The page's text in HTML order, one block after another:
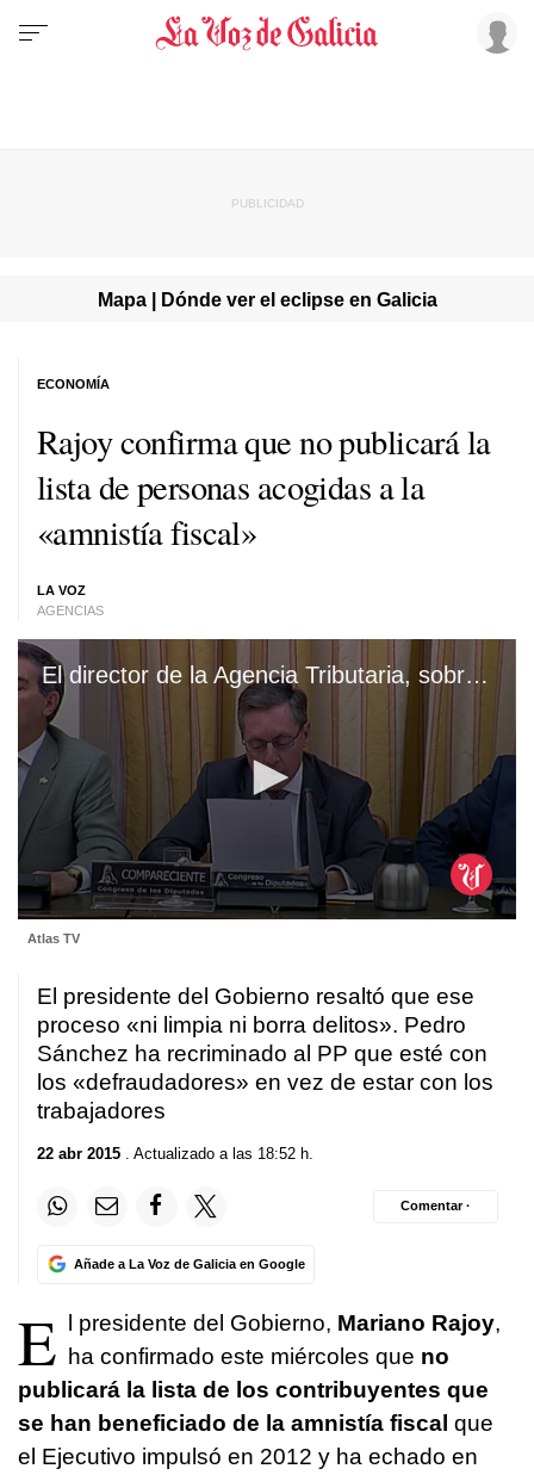
Mapa | Dónde ver el eclipse en Galicia
Rajoy confirma que no publicará la
lista de personas acogidas a la
«amnistía fiscal»
LA VOZ
AGENCIAS
ECONOMÍA
El director de la Agencia Tributaria, sobre las fortunas en Suiza: «Tengo los datos y son la repera, la repera patatera»
seconds
seconds
Atlas TV
El presidente del Gobierno resaltó que ese
proceso «ni limpia ni borra delitos». Pedro
Sánchez ha recriminado al PP que esté con
los «defraudadores» en vez de estar con los
trabajadores
22 abr 2015 . Actualizado a las 18:52 h.
Añade a La Voz de Galicia en Google
Comentar ·
E l presidente del Gobierno, Mariano Rajoy,
ha confirmado este miércoles que no
publicará la lista de los contribuyentes que
se han beneficiado de la amnistía fiscal que
el Ejecutivo impulsó en 2012 y ha echado en